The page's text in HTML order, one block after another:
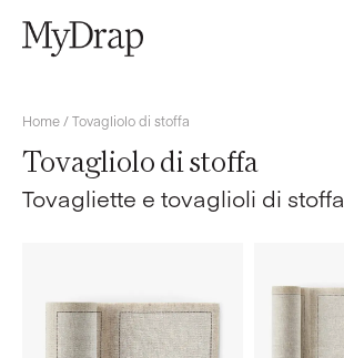
Home / Tovagliolo di stoffa
Tovagliolo di stoffa
Tovagliette e tovaglioli di stoffa